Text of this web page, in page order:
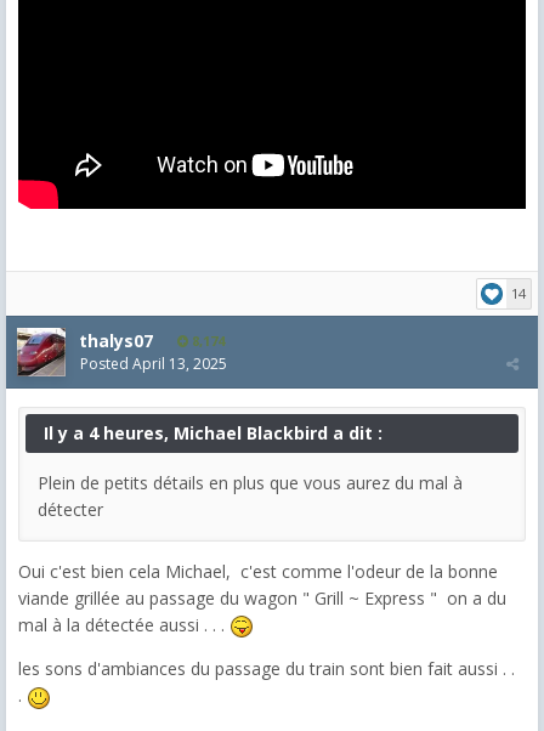
14
thalys07 8,174
Posted April 13, 2025
Il y a 4 heures, Michael Blackbird a dit :
Plein de petits détails en plus que vous aurez du mal à
détecter
Oui c'est bien cela Michael, c'est comme l'odeur de la bonne
viande grillée au passage du wagon " Grill ~ Express " on a du
mal à la détectée aussi . . .
les sons d'ambiances du passage du train sont bien fait aussi . .
.